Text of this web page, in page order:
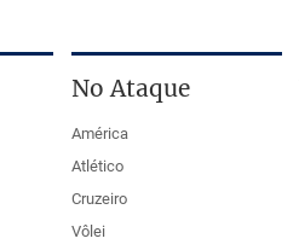
No Ataque
América
Atlético
Cruzeiro
Vôlei